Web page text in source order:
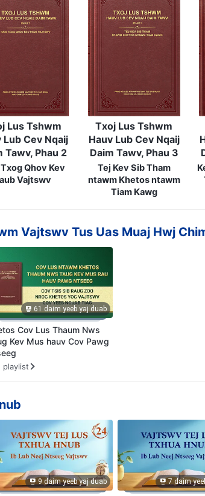
Lus Tshwm
Lub Cev Nqaij
Tawv, Phau 2
Qhov Kev
Vajtswv
Txoj Lus Tshwm
Hauv Lub Cev Nqaij
Daim Tawv, Phau 3
Tej Kev Sib Tham
ntawm Khetos ntawm
Tiam Kawg
Vajtswv Tus Uas Muaj Hwj
61 daim yeeb yaj duab
Cov Lus Thaum Nws
Kev Mus hauv Cov Pawg
playlist
9 daim yeeb yaj duab 7 daim